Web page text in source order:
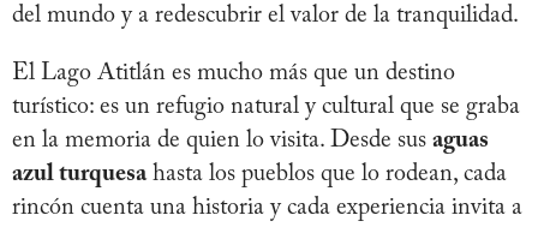
del mundo y a redescubrir el valor de la tranquilidad.
El Lago Atitlán es mucho más que un destino
turístico: es un refugio natural y cultural que se graba
en la memoria de quien lo visita. Desde sus aguas
azul turquesahasta los pueblos que lo rodean, cada
rincón cuenta una historia y cada experiencia invita a